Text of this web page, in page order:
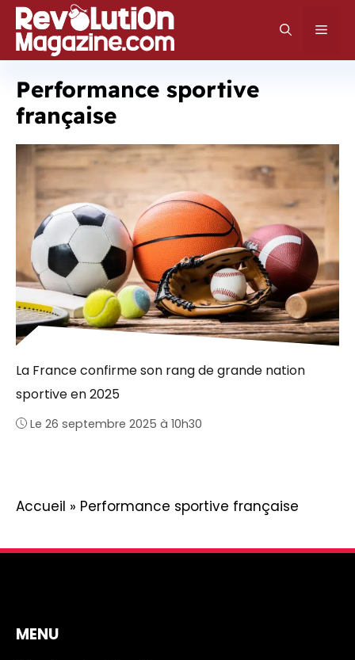
Aller
au
contenu
Performance sportive
française
La France confirme son rang de grande nation
sportive en 2025
Le 26 septembre 2025 à 10h30
Accueil » Performance sportive française
MENU